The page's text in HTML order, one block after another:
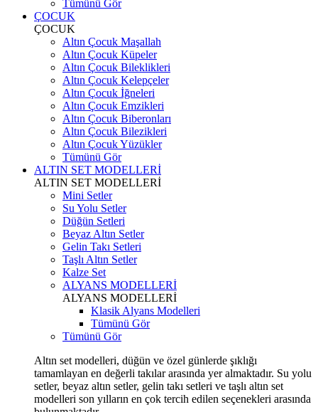
Tümünü Gör
ÇOCUK
ÇOCUK
Altın Çocuk Maşallah
Altın Çocuk Küpeler
Altın Çocuk Bileklikleri
Altın Çocuk Kelepçeler
Altın Çocuk İğneleri
Altın Çocuk Emzikleri
Altın Çocuk Biberonları
Altın Çocuk Bilezikleri
Altın Çocuk Yüzükler
Tümünü Gör
ALTIN SET MODELLERİ
ALTIN SET MODELLERİ
Mini Setler
Su Yolu Setler
Düğün Setleri
Beyaz Altın Setler
Gelin Takı Setleri
Taşlı Altın Setler
Kalze Set
ALYANS MODELLERİ
ALYANS MODELLERİ
Klasik Alyans Modelleri
Tümünü Gör
Tümünü Gör
Altın set modelleri, düğün ve özel günlerde şıklığı
tamamlayan en değerli takılar arasında yer almaktadır. Su yolu
setler, beyaz altın setler, gelin takı setleri ve taşlı altın set
modelleri son yılların en çok tercih edilen seçenekleri arasında